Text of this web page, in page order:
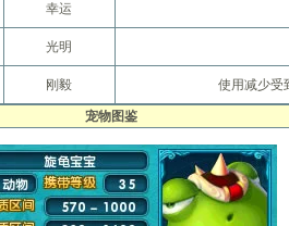
梦幻诛仙称谓的加成效果一览
赚钱的小门道 养家糊口不容易
吃不起药？教你一招省元宝秘
关于如何快速跑护送任务的心
梦幻诛仙封测游戏小技巧说明
宠物图鉴，让你抓宠买宠不迷
宠物技能大搜集，封测BB技能
55变异凶灵化生现场实录
关于化生，和启灵（迷信说法
寻访任务NPC图片资料
幸运
光明
刚毅 使用减少受
宠物图鉴